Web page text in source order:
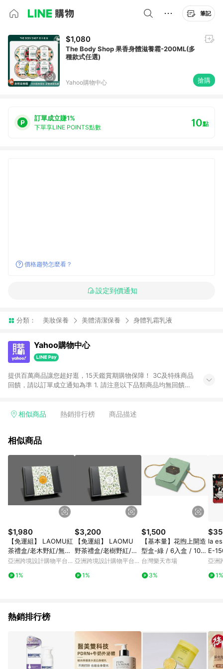
筆記
$1,080
The Body Shop 果香身體滋養霜-200ML(多
種款式任選)
Yahoo購物中心 搶購
訂單成立賺1%
下單享LINE POINTS點數 10點
價格趨勢怎麼看？
設定到價通知
分類： 美妝保養 美體清潔保養 身體乳霜乳液
Yahoo購物中心
提供百萬商品讓您超好逛，15天鑑賞期購物保障！ 3C及特殊商品
回饋，請以訂單成立通知為準 1. 請注意以下品類商品均無回饋：
電玩/遊戲/相機/單眼/鏡頭/拍立得 [2024/6/1起適用] -內接硬
的購回饋活動享Yahoo超贈點回饋者 - 購物中心商店之商品：商
3. 訂單回饋金額將扣除運費/購物金/超贈點/福利金/紅利折抵/折
價券等虛擬貨幣折抵 4. 大宗採購或批發轉賣不具回饋資格： 如
有相關事證認定您為大宗採購、批發轉賣而非最終消費使用者，
相關認定以Yahoo購物中心之認定為準
相似商品 熱銷排行榜 商品描述
相似商品
$1,980
【免運組】 LAOMU紅
茶禮盒/老木野紅/無糖
薑紅茶/最紅的時尚茶
亞洲跨境設計購物平台
1%
$3,200
【免運組】 LAOMU
野茶禮盒/老樹野紅/野
茶/最野的禮盒
亞洲跨境設計購物平台
1%
$1,500
【基本量】花煦上開造
型盒-綠 / 6入盒 / 100
組
台灣樂天市場
3%
la
E-1505F
亞洲
1%
熱銷排行榜